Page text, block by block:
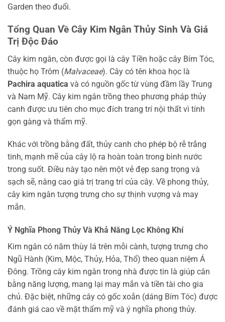
Garden theo đuổi.
Tổng Quan Về Cây Kim Ngân Thủy Sinh Và Giá
Trị Độc Đáo
Cây kim ngân, còn được gọi là cây Tiền hoặc cây Bím Tóc,
thuộc họ Trôm (Malvaceae). Cây có tên khoa học là
Pachira aquatica và có nguồn gốc từ vùng đầm lầy Trung
và Nam Mỹ. Cây kim ngân trồng theo phương pháp thủy
canh được ưu tiên cho mục đích trang trí nội thất vì tính
gọn gàng và thẩm mỹ.
Khác với trồng bằng đất, thủy canh cho phép bộ rễ trắng
tinh, mạnh mẽ của cây lộ ra hoàn toàn trong bình nước
trong suốt. Điều này tạo nên một vẻ đẹp sang trọng và
sạch sẽ, nâng cao giá trị trang trí của cây. Về phong thủy,
cây kim ngân tượng trưng cho sự thịnh vượng và may
mắn.
Ý Nghĩa Phong Thủy Và Khả Năng Lọc Không Khí
Kim ngân có năm thùy lá trên mỗi cành, tượng trưng cho
Ngũ Hành (Kim, Mộc, Thủy, Hỏa, Thổ) theo quan niệm Á
Đông. Trồng cây kim ngân trong nhà được tin là giúp cân
bằng năng lượng, mang lại may mắn và tiền tài cho gia
chủ. Đặc biệt, những cây có gốc xoắn (dáng Bím Tóc) được
đánh giá cao về mặt thẩm mỹ và ý nghĩa phong thủy.